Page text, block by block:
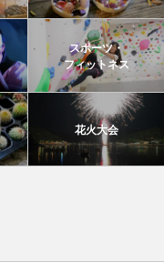
スポーツ・
フィットネス
花火大会